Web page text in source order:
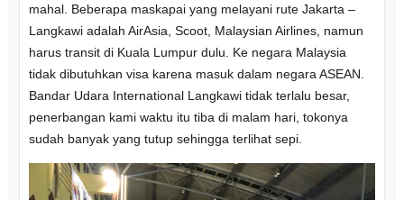
mahal. Beberapa maskapai yang melayani rute Jakarta –
Langkawi adalah AirAsia, Scoot, Malaysian Airlines, namun
harus transit di Kuala Lumpur dulu. Ke negara Malaysia
tidak dibutuhkan visa karena masuk dalam negara ASEAN.
Bandar Udara International Langkawi tidak terlalu besar,
penerbangan kami waktu itu tiba di malam hari, tokonya
sudah banyak yang tutup sehingga terlihat sepi.